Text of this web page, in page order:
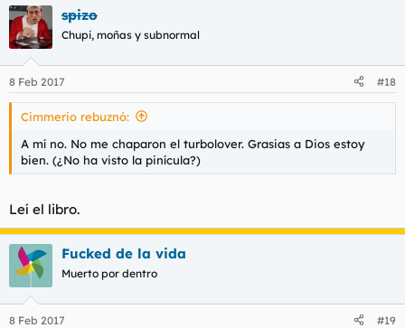
spizo
Chupi, moñas y subnormal
8 Feb 2017 #18
Cimmerio rebuznó:
A mí no. No me chaparon el turbolover. Grasias a Dios estoy
bien. (¿No ha visto la pinícula?)
Leí el libro.
Fucked de la vida
Muerto por dentro
8 Feb 2017 #19